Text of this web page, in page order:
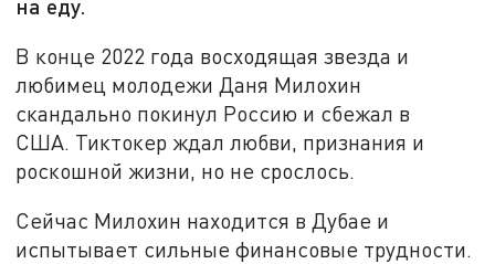
на еду.
В конце 2022 года восходящая звезда и
любимец молодежи Даня Милохин
скандально покинул Россию и сбежал в
США. Тиктокер ждал любви, признания и
роскошной жизни, но не срослось.
Сейчас Милохин находится в Дубае и
испытывает сильные финансовые трудности.